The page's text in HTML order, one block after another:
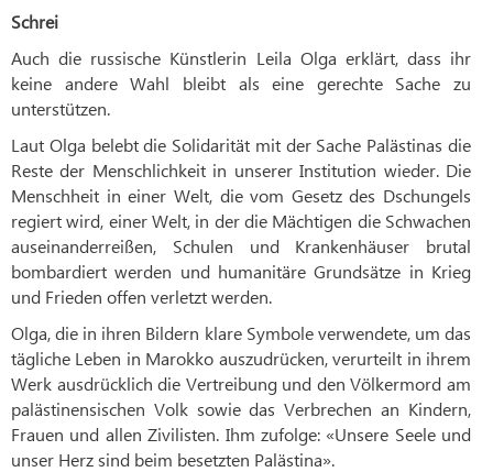
Schrei
Auch die russische Künstlerin Leila Olga erklärt, dass ihr
keine andere Wahl bleibt als eine gerechte Sache zu
unterstützen.
Laut Olga belebt die Solidarität mit der Sache Palästinas die
Reste der Menschlichkeit in unserer Institution wieder. Die
Menschheit in einer Welt, die vom Gesetz des Dschungels
regiert wird, einer Welt, in der die Mächtigen die Schwachen
auseinanderreißen, Schulen und Krankenhäuser brutal
bombardiert werden und humanitäre Grundsätze in Krieg
und Frieden offen verletzt werden.
Olga, die in ihren Bildern klare Symbole verwendete, um das
tägliche Leben in Marokko auszudrücken, verurteilt in ihrem
Werk ausdrücklich die Vertreibung und den Völkermord am
palästinensischen Volk sowie das Verbrechen an Kindern,
Frauen und allen Zivilisten. Ihm zufolge: «Unsere Seele und
unser Herz sind beim besetzten Palästina».